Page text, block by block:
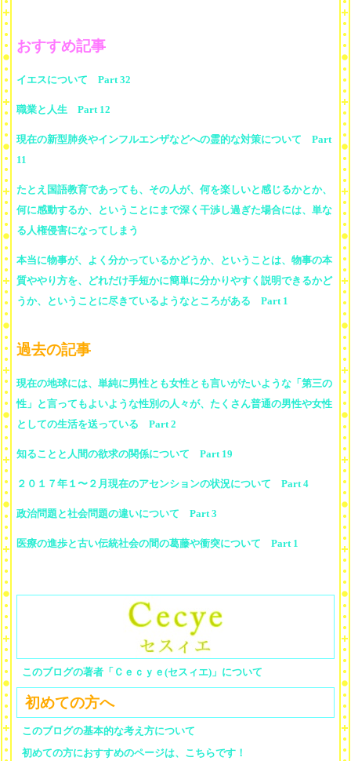
おすすめ記事
イエスについて Part 32
職業と人生 Part 12
現在の新型肺炎やインフルエンザなどへの霊的な対策について Part
11
たとえ国語教育であっても、その人が、何を楽しいと感じるかとか、
何に感動するか、ということにまで深く干渉し過ぎた場合には、単な
る人権侵害になってしまう
本当に物事が、よく分かっているかどうか、ということは、物事の本
質ややり方を、どれだけ手短かに簡単に分かりやすく説明できるかど
うか、ということに尽きているようなところがある Part 1
過去の記事
現在の地球には、単純に男性とも女性とも言いがたいような「第三の
性」と言ってもよいような性別の人々が、たくさん普通の男性や女性
としての生活を送っている Part 2
知ることと人間の欲求の関係について Part 19
２０１７年１〜２月現在のアセンションの状況について Part 4
政治問題と社会問題の違いについて Part 3
医療の進歩と古い伝統社会の間の葛藤や衝突について Part 1
このブログの著者「Ｃｅｃｙｅ(セスィエ)」について
初めての方へ
このブログの基本的な考え方について
初めての方におすすめのページは、こちらです！